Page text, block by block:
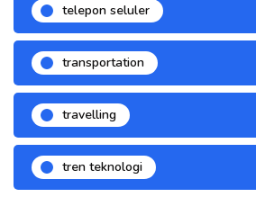
telepon seluler
transportation
travelling
tren teknologi